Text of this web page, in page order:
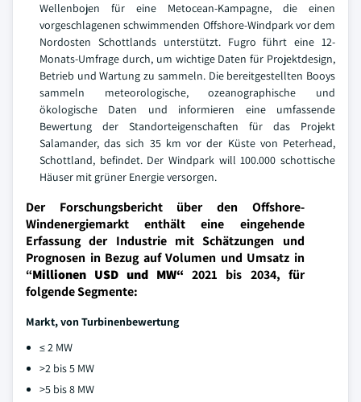
Wellenbojen für eine Metocean-Kampagne, die einen
vorgeschlagenen schwimmenden Offshore-Windpark vor dem
Nordosten Schottlands unterstützt. Fugro führt eine 12-
Monats-Umfrage durch, um wichtige Daten für Projektdesign,
Betrieb und Wartung zu sammeln. Die bereitgestellten Booys
sammeln meteorologische, ozeanographische und
ökologische Daten und informieren eine umfassende
Bewertung der Standorteigenschaften für das Projekt
Salamander, das sich 35 km vor der Küste von Peterhead,
Schottland, befindet. Der Windpark will 100.000 schottische
Häuser mit grüner Energie versorgen.
Der Forschungsbericht über den Offshore-
Windenergiemarkt enthält eine eingehende
Erfassung der Industrie mit Schätzungen und
Prognosen in Bezug auf Volumen und Umsatz in
“Millionen USD und MW“ 2021 bis 2034, für
folgende Segmente:
Markt, von Turbinenbewertung
≤ 2 MW
>2 bis 5 MW
>5 bis 8 MW